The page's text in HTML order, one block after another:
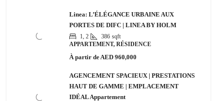
Linea: L’ÉLÉGANCE URBAINE AUX
PORTES DE DIFC | LINEA BY HOLM
1, 2 386 sqft
APPARTEMENT, RÉSIDENCE
À partir de AED 960,000
AGENCEMENT SPACIEUX | PRESTATIONS
HAUT DE GAMME | EMPLACEMENT
IDÉAL Appartement